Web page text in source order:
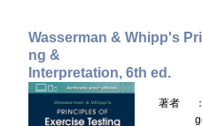
Wasserman & Whipp's
ng &
Interpretation, 6th ed.
著者